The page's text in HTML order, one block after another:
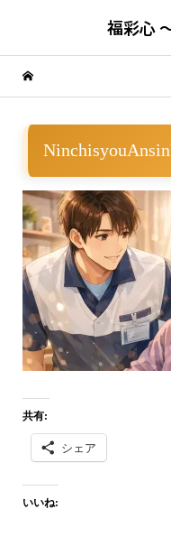
福彩心
共有:
シェア
いいね: